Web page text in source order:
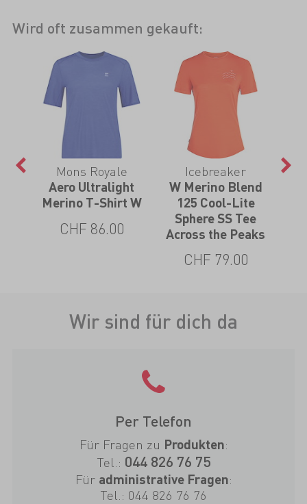
Wird oft zusammen gekauft:
Mons Royale
Aero Ultralight
Merino T-Shirt W
CHF 86.00
Icebreaker
W Merino Blend
125 Cool-Lite
Sphere SS Tee
Across the Peaks
CHF 79.00
Wir sind für dich da
Per Telefon
Für Fragen zu Produkten:
Tel.: 044 826 76 75
Für administrative Fragen:
Tel.: 044 826 76 76